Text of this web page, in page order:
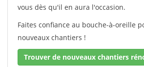
vous dès qu'il en aura l'occasion.
Faites confiance au bouche-à-oreille
nouveaux chantiers !